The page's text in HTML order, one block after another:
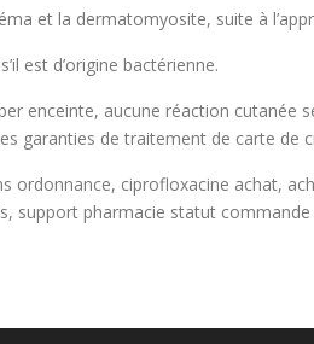
et la dermatomyosite, suite à
est d’origine bactérienne.
enceinte, aucune réaction cutanée
garanties de traitement de carte de
ordonnance, ciprofloxacine achat,
support pharmacie statut commande